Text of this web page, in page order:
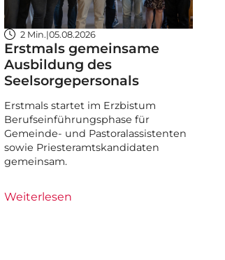
2 Min.|05.08.2026
Erstmals gemeinsame
Ausbildung des
Seelsorgepersonals
Erstmals startet im Erzbistum
Berufseinführungsphase für
Gemeinde- und Pastoralassistenten
sowie Priesteramtskandidaten
gemeinsam.
Weiterlesen